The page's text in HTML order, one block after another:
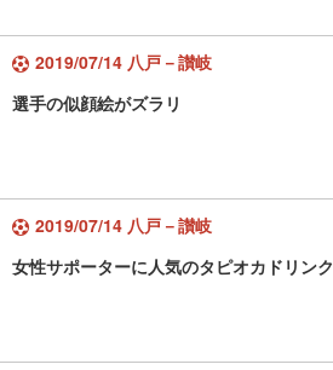
2019/07/14 八戸－讃岐
選手の似顔絵がズラリ
2019/07/14 八戸－讃岐
女性サポーターに人気のタピオカドリンク